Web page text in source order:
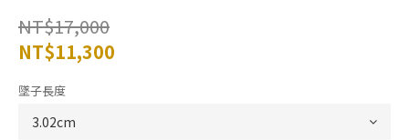
NT$17,000
NT$11,300
墜子長度